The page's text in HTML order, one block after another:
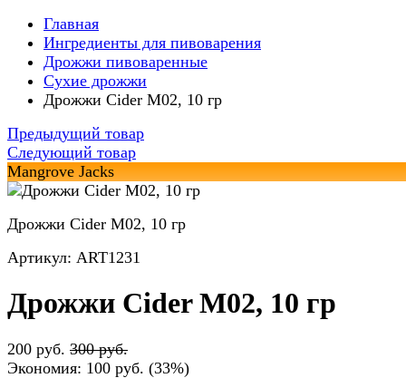
Главная
Ингредиенты для пивоварения
Дрожжи пивоваренные
Сухие дрожжи
Дрожжи Cider M02, 10 гр
Предыдущий товар
Следующий товар
Mangrove Jacks
Дрожжи Cider M02, 10 гр
Артикул: ART1231
Дрожжи Cider M02, 10 гр
200 руб. 300 руб.
Экономия: 100 руб. (33%)